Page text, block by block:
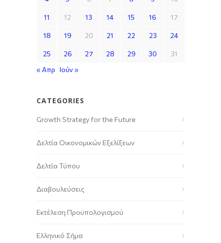
11 12 13 14 15 16 17
18 19 20 21 22 23 24
25 26 27 28 29 30
31
« Απρ Ιούν »
CATEGORIES
Growth Strategy for the Future
Δελτία Οικονομικών Εξελίξεων
Δελτία Τύπου
Διαβουλεύσεις
Εκτέλεση Προϋπολογισμού
Ελληνικό Σήμα